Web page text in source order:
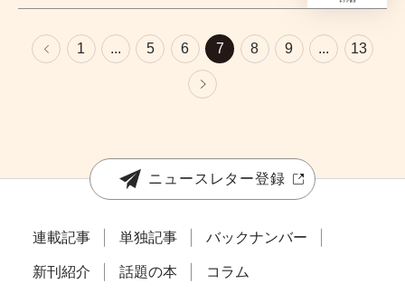
1 ... 5 6 7 8 9 ... 13
ニュースレター登録
連載記事 単独記事 バックナンバー
新刊紹介 話題の本 コラム